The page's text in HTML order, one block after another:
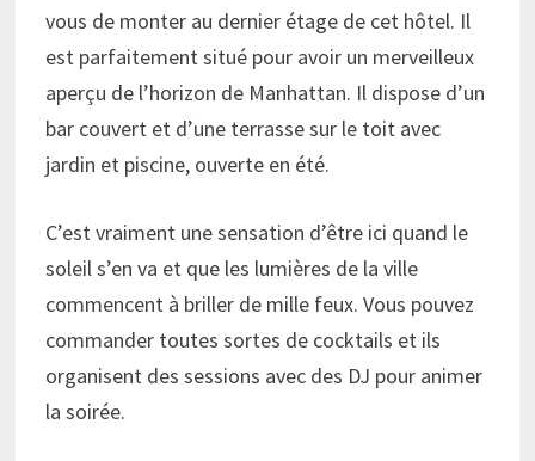
vous de monter au dernier étage de cet hôtel. Il
est parfaitement situé pour avoir un merveilleux
aperçu de l’horizon de Manhattan. Il dispose d’un
bar couvert et d’une terrasse sur le toit avec
jardin et piscine, ouverte en été.
C’est vraiment une sensation d’être ici quand le
soleil s’en va et que les lumières de la ville
commencent à briller de mille feux. Vous pouvez
commander toutes sortes de cocktails et ils
organisent des sessions avec des DJ pour animer
la soirée.